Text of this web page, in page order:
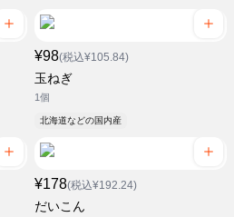
¥98(税込¥105.84)
玉ねぎ
1個
北海道などの国内産
¥178(税込¥192.24)
だいこん